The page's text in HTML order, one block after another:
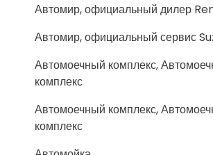
Автомир, официальный дилер
Автомир, официальный сервис
Автомоечный комплекс,
комплекс
Автомоечный комплекс,
комплекс